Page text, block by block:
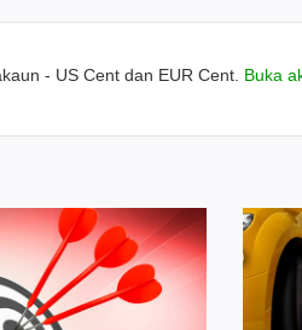
- US Cent dan EUR Cent. Buka